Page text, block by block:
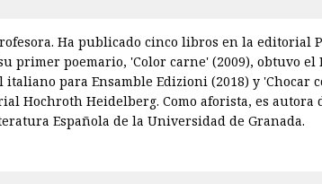
Ha publicado cinco libros en la editorial
primer poemario, 'Color carne' (2009), obtuvo el
para Ensamble Edizioni (2018) y 'Chocar
Hochroth Heidelberg. Como aforista, es autora
Española de la Universidad de Granada.